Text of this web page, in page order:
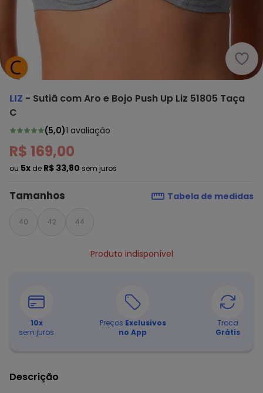
Liz -
LIZ - Sutiã com Aro e Bojo Push Up Liz 51805 Taça
C
(5,0)1 avaliação
R$ 169,00
ou 5x de R$ 33,80 sem juros
Tamanhos Tabela de medidas
40 42 44
Produto indisponível
10x
sem juros
Preços Exclusivos
no App
Troca
Grátis
Descrição